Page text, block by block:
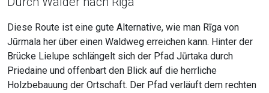
Diese Route ist eine gute Alternative, wie man Rīga von
Jūrmala her über einen Waldweg erreichen kann. Hinter der
Brücke Lielupe schlängelt sich der Pfad Jūrtaka durch
Priedaine und offenbart den Blick auf die herrliche
Holzbebauung der Ortschaft. Der Pfad verläuft dem rechten